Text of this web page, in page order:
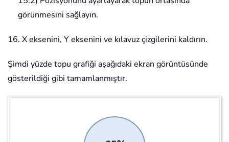
görünmesini sağlayın.
16. X eksenini, Y eksenini ve kılavuz çizgilerini kaldırın.
Şimdi yüzde topu grafiği aşağıdaki ekran görüntüsünde
gösterildiği gibi tamamlanmıştır.